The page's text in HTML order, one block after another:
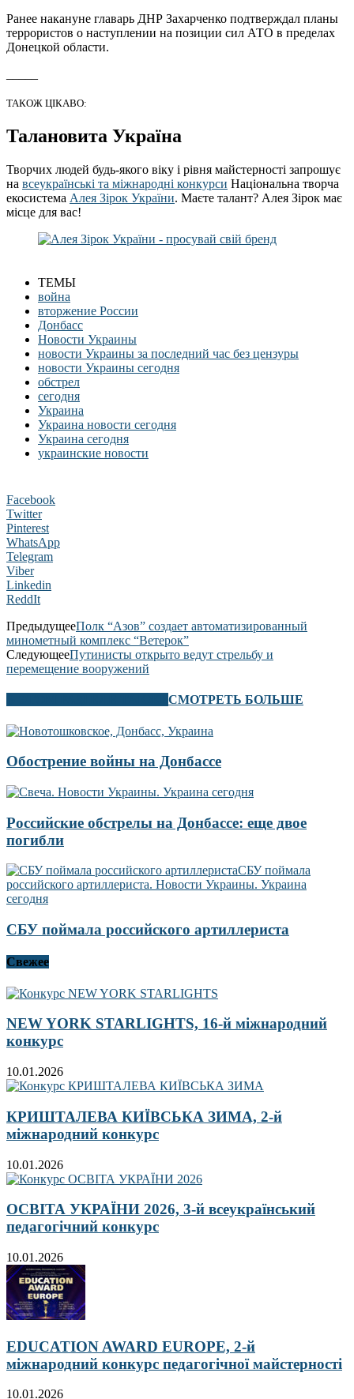
Ранее накануне главарь ДНР Захарченко подтверждал планы
террористов о наступлении на позиции сил АТО в пределах
Донецкой области.
ТАКОЖ ЦІКАВО:
Талановита Україна
Творчих людей будь-якого віку і рівня майстерності запрошує
на всеукраїнські та міжнародні конкурси Національна творча
екосистема Алея Зірок України. Маєте талант? Алея Зірок має
місце для вас!
ТЕМЫ
война
вторжение России
Донбасс
Новости Украины
новости Украины за последний час без цензуры
новости Украины сегодня
обстрел
сегодня
Украина
Украина новости сегодня
Украина сегодня
украинские новости
Facebook
Twitter
Pinterest
WhatsApp
Telegram
Viber
Linkedin
ReddIt
ПредыдущееПолк “Азов” создает автоматизированный
минометный комплекс “Ветерок”
СледующееПутинисты открыто ведут стрельбу и
перемещение вооружений
СМОТРЕТЬ БОЛЬШЕ
Обострение войны на Донбассе
Российские обстрелы на Донбассе: еще двое
погибли
СБУ поймала российского артиллериста
Свежее
NEW YORK STARLIGHTS, 16-й міжнародний
конкурс
10.01.2026
КРИШТАЛЕВА КИЇВСЬКА ЗИМА, 2-й
міжнародний конкурс
10.01.2026
ОСВІТА УКРАЇНИ 2026, 3-й всеукраїнський
педагогічний конкурс
10.01.2026
EDUCATION AWARD EUROPE, 2-й
міжнародний конкурс педагогічної майстерності
10.01.2026